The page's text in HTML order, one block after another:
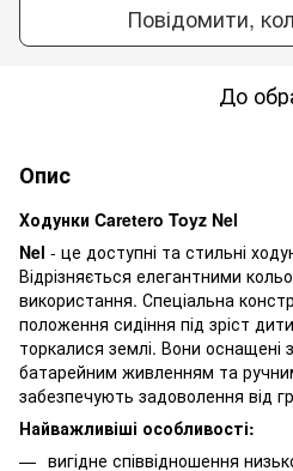
Повідомити,
До
Опис
Ходунки Caretero Toyz Nel
Nel - це доступні та стильні
Відрізняється елегантними
використання. Спеціальна
положення сидіння під зріст
торкалися землі. Вони оснащені
батарейним живленням та
забезпечують задоволення від
Найважливіші особливості:
вигідне співвідношення